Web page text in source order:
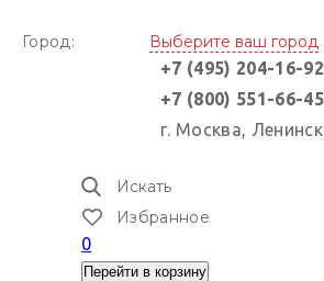
Город:
Выберите ваш город
+7 (495) 204-16-92
+7 (800) 551-66-45
г. Москва,
Искать
Избранное
0
Перейти в корзину